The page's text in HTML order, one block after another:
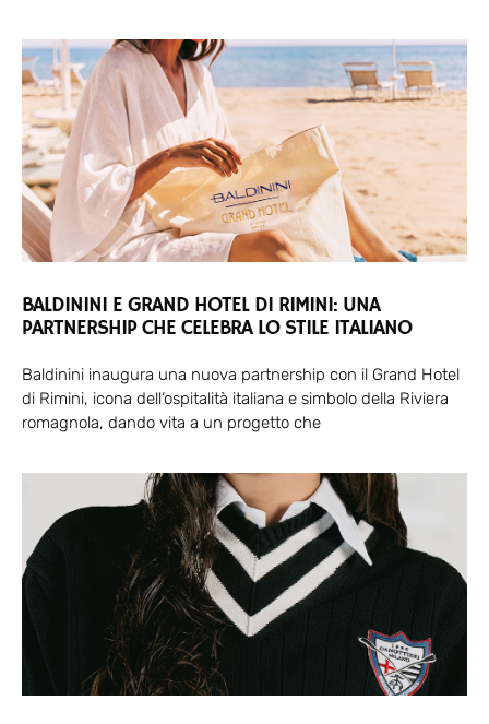
BALDININI E GRAND HOTEL DI RIMINI: UNA
PARTNERSHIP CHE CELEBRA LO STILE ITALIANO
Baldinini inaugura una nuova partnership con il Grand Hotel
di Rimini, icona dell’ospitalità italiana e simbolo della Riviera
romagnola, dando vita a un progetto che